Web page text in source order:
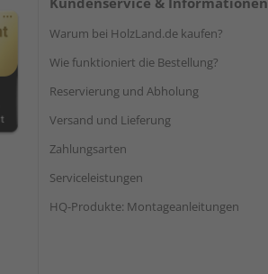
Warum bei HolzLand.de kaufen?
Wie funktioniert die Bestellung?
Reservierung und Abholung
Versand und Lieferung
Zahlungsarten
Serviceleistungen
HQ-Produkte: Montageanleitungen